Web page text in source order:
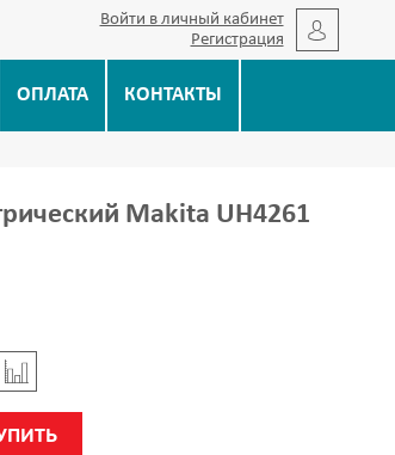
Войти в личный кабинет
Регистрация
ОПЛАТА КОНТАКТЫ
Makita UH4261